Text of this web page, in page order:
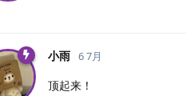
小雨 6 7月
顶起来！